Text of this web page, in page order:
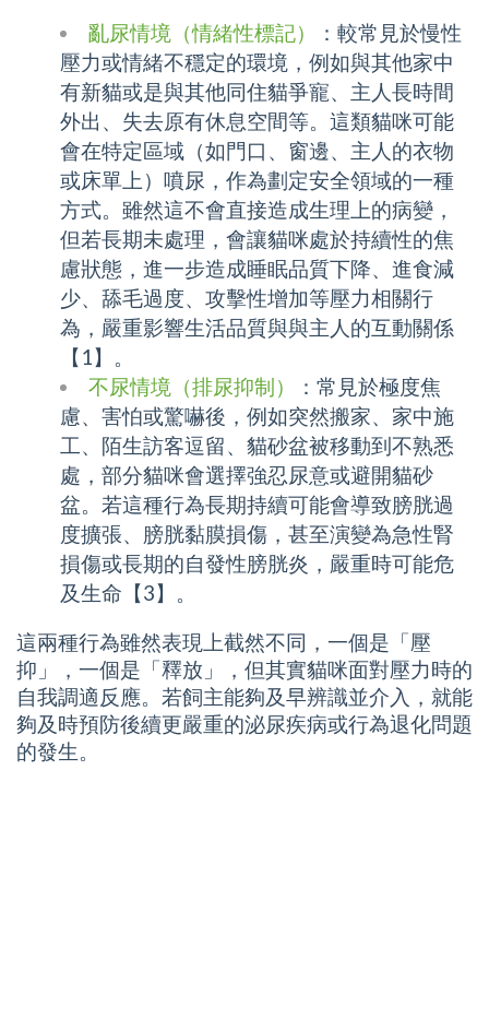
亂尿情境（情緒性標記）
：較常見於慢性
壓力或情緒不穩定的環境，例如與其他家中
有新貓或是與其他同住貓爭寵、主人長時間
外出、失去原有休息空間等。這類貓咪可能
會在特定區域（如門口、窗邊、主人的衣物
或床單上）噴尿，作為劃定安全領域的一種
方式。雖然這不會直接造成生理上的病變，
但若長期未處理，會讓貓咪處於持續性的焦
慮狀態，進一步造成睡眠品質下降、進食減
少、舔毛過度、攻擊性增加等壓力相關行
為，嚴重影響生活品質與與主人的互動關係
【1】。
不尿情境（排尿抑制）
：常見於極度焦
慮、害怕或驚嚇後，例如突然搬家、家中施
工、陌生訪客逗留、貓砂盆被移動到不熟悉
處，部分貓咪會選擇強忍尿意或避開貓砂
盆。若這種行為長期持續可能會導致膀胱過
度擴張、膀胱黏膜損傷，甚至演變為急性腎
損傷或長期的自發性膀胱炎，嚴重時可能危
及生命【3】。
這兩種行為雖然表現上截然不同，一個是「壓
抑」，一個是「釋放」，但其實貓咪面對壓力時的
自我調適反應。若飼主能夠及早辨識並介入，就能
夠及時預防後續更嚴重的泌尿疾病或行為退化問題
的發生。